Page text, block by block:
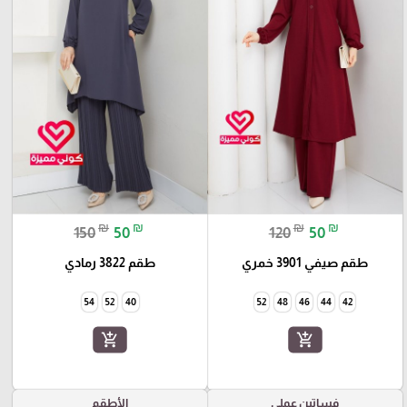
120₪ 50 ₪
طقم صيفي 3901 خمري
42
44
46
48
52
add_shopping_cart
150₪ 50 ₪
طقم 3822 رمادي
40
52
54
add_shopping_cart
فساتين عملي الأطقم